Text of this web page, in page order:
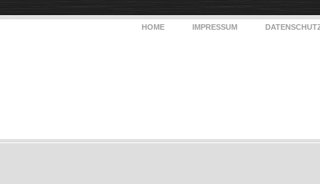
HOME IMPRESSUM